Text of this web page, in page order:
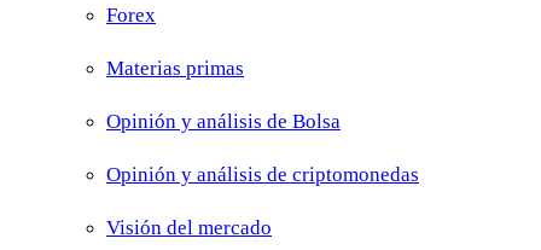
Forex
Materias primas
Opinión y análisis de Bolsa
Opinión y análisis de criptomonedas
Visión del mercado